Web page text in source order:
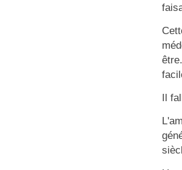
Il